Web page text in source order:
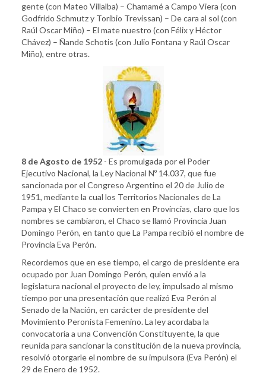
gente (con Mateo Villalba) – Chamamé a Campo Viera (con
Godfrido Schmutz y Toribio Trevissan) – De cara al sol (con
Raúl Oscar Miño) – El mate nuestro (con Félix y Héctor
Chávez) – Ñande Schotis (con Julio Fontana y Raúl Oscar
Miño), entre otras.
8 de Agosto de 1952 - Es promulgada por el Poder
Ejecutivo Nacional, la Ley Nacional Nº 14.037, que fue
sancionada por el Congreso Argentino el 20 de Julio de
1951, mediante la cual los Territorios Nacionales de La
Pampa y El Chaco se convierten en Provincias, claro que los
nombres se cambiaron, el Chaco se llamó Provincia Juan
Domingo Perón, en tanto que La Pampa recibió el nombre de
Provincia Eva Perón.
Recordemos que en ese tiempo, el cargo de presidente era
ocupado por Juan Domingo Perón, quien envió a la
legislatura nacional el proyecto de ley, impulsado al mismo
tiempo por una presentación que realizó Eva Perón al
Senado de la Nación, en carácter de presidente del
Movimiento Peronista Femenino. La ley acordaba la
convocatoria a una Convención Constituyente, la que
reunida para sancionar la constitución de la nueva provincia,
resolvió otorgarle el nombre de su impulsora (Eva Perón) el
29 de Enero de 1952.